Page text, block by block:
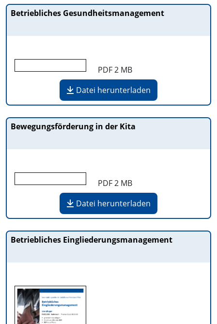
Betriebliches Gesundheitsmanagement
PDF2 MB
Datei herunterladen
Bewegungsförderung in der Kita
PDF2 MB
Datei herunterladen
Betriebliches Eingliederungsmanagement